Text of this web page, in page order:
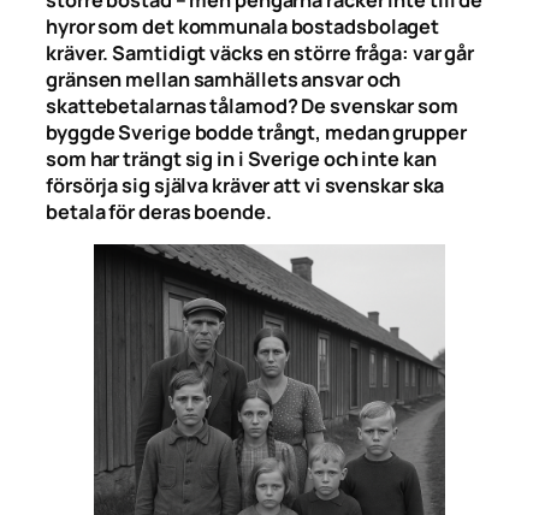
hyror som det kommunala bostadsbolaget
kräver. Samtidigt väcks en större fråga: var går
gränsen mellan samhällets ansvar och
skattebetalarnas tålamod? De svenskar som
byggde Sverige bodde trångt, medan grupper
som har trängt sig in i Sverige och inte kan
försörja sig själva kräver att vi svenskar ska
betala för deras boende.